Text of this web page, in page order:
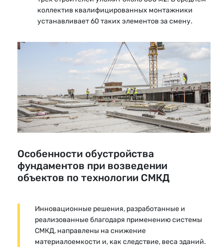
коллектив квалифицированных монтажники
устанавливает 60 таких элементов за смену.
Особенности обустройства
фундаментов при возведении
объектов по технологии СМКД
Инновационные решения, разработанные и
реализованные благодаря применению системы
СМКД, направлены на снижение
материалоемкости и, как следствие, веса зданий.